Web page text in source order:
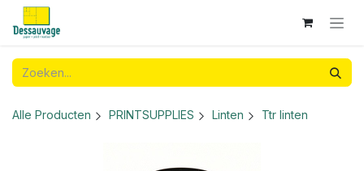
Overslaan naar inhoud
Alle Producten PRINTSUPPLIES Linten Ttr linten